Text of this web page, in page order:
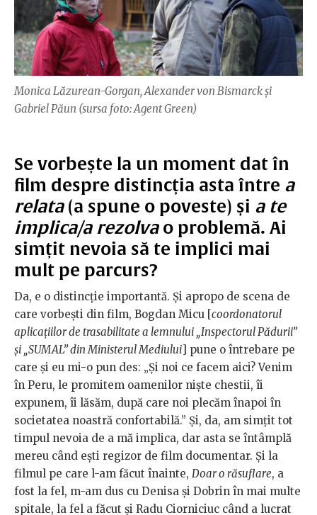
Monica Lăzurean-Gorgan, Alexander von Bismarck și
Gabriel Păun (sursa foto: Agent Green)
Se vorbește la un moment dat în
film despre distincția asta între a
relata(a spune o poveste) și a te
implica/a rezolva o problemă. Ai
simțit nevoia să te implici mai
mult pe parcurs?
Da, e o distincție importantă. Și apropo de scena de
care vorbești din film, Bogdan Micu [ coordonatorul
aplicațiilor de trasabilitate a lemnului „Inspectorul Pădurii”
și „SUMAL” din Ministerul Mediului ] pune o întrebare pe
care și eu mi-o pun des: „Și noi ce facem aici? Venim
în Peru, le promitem oamenilor niște chestii, îi
expunem, îi lăsăm, după care noi plecăm înapoi în
societatea noastră confortabilă.” Și, da, am simțit tot
timpul nevoia de a mă implica, dar asta se întâmplă
mereu când ești regizor de film documentar. Și la
filmul pe care l-am făcut înainte, Doar o răsuflare, a
fost la fel, m-am dus cu Denisa și Dobrin în mai multe
spitale, la fel a făcut și Radu Ciorniciuc când a lucrat